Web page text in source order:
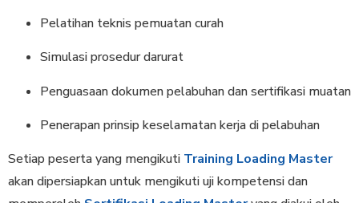
Pelatihan teknis pemuatan curah
Simulasi prosedur darurat
Penguasaan dokumen pelabuhan dan sertifikasi muatan
Penerapan prinsip keselamatan kerja di pelabuhan
Setiap peserta yang mengikuti Training Loading Master
akan dipersiapkan untuk mengikuti uji kompetensi dan